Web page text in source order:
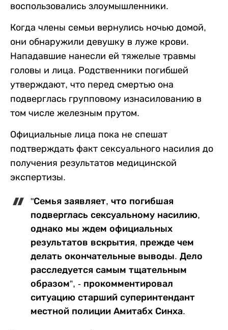
воспользовались злоумышленники.
Когда члены семьи вернулись ночью домой,
они обнаружили девушку в луже крови.
Нападавшие нанесли ей тяжелые травмы
головы и лица. Родственники погибшей
утверждают, что перед смертью она
подверглась групповому изнасилованию в
том числе железным прутом.
Официальные лица пока не спешат
подтверждать факт сексуального насилия до
получения результатов медицинской
экспертизы.
"Семья заявляет, что погибшая
подверглась сексуальному насилию,
однако мы ждем официальных
результатов вскрытия, прежде чем
делать окончательные выводы. Дело
расследуется самым тщательным
образом”, - прокомментировал
ситуацию старший суперинтендант
местной полиции Амитабх Синха.